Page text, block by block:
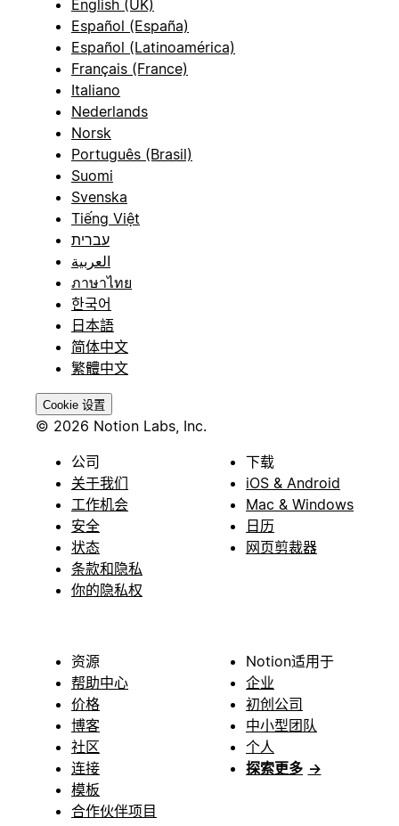
English (UK)
Español (España)
Español (Latinoamérica)
Français (France)
Italiano
Nederlands
Norsk
Português (Brasil)
Suomi
Svenska
Tiếng Việt
עברית
العربية
ภาษาไทย
한국어
日本語
简体中文
繁體中文
Cookie 设置
© 2026 Notion Labs, Inc.
公司
关于我们
工作机会
安全
状态
条款和隐私
你的隐私权
下载
iOS & Android
Mac & Windows
日历
网页剪裁器
资源
帮助中心
价格
博客
社区
连接
模板
合作伙伴项目
Notion适用于
企业
初创公司
中小型团队
个人
探索更多 →